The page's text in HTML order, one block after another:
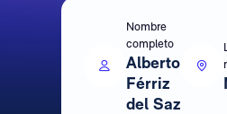
Nombre
completo
Alberto
Férriz
del Saz